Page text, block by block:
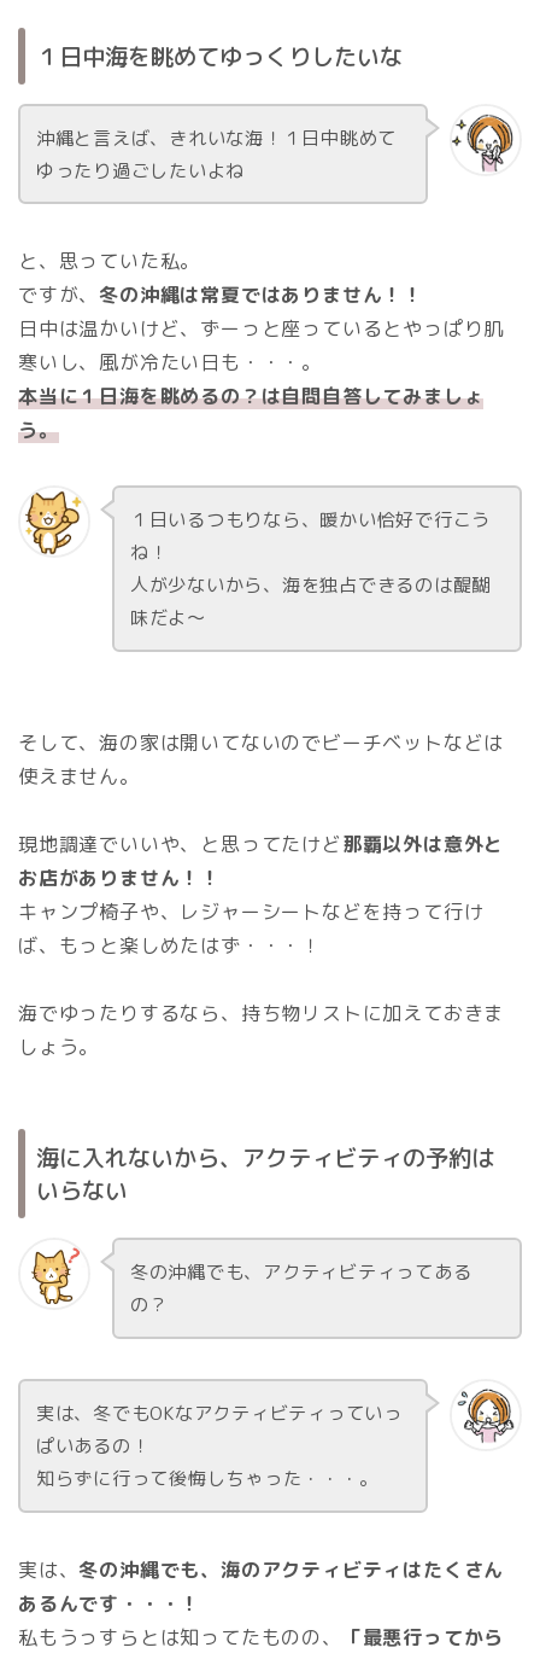
１日中海を眺めてゆっくりしたいな
沖縄と言えば、きれいな海！１日中眺めて
ゆったり過ごしたいよね
と、思っていた私。
ですが、 冬の沖縄は常夏ではありません！！
日中は温かいけど、ずーっと座っているとやっぱり肌
寒いし、風が冷たい日も・・・。
本当に１日海を眺めるの？は自問自答してみましょ
う。
１日いるつもりなら、暖かい恰好で行こう
ね！
人が少ないから、海を独占できるのは醍醐
味だよ～
そして、海の家は開いてないのでビーチベットなどは
使えません。
現地調達でいいや、と思ってたけど那覇以外は意外と
お店がありません！！
キャンプ椅子や、レジャーシートなどを持って行け
ば、もっと楽しめたはず・・・！
海でゆったりするなら、持ち物リストに加えておきま
しょう。
海に入れないから、アクティビティの予約は
いらない
冬の沖縄でも、アクティビティってある
の？
実は、冬でもOKなアクティビティっていっ
ぱいあるの！
知らずに行って後悔しちゃった・・・。
実は、 冬の沖縄でも、海のアクティビティはたくさん
あるんです・・・！
私もうっすらとは知ってたものの、
「最悪行ってから